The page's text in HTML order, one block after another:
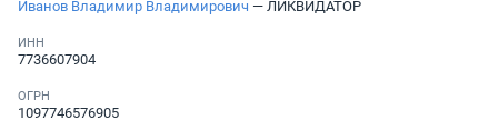
Иванов Владимир Владимирович — ЛИКВИДАТОР
ИНН
7736607904
ОГРН
1097746576905